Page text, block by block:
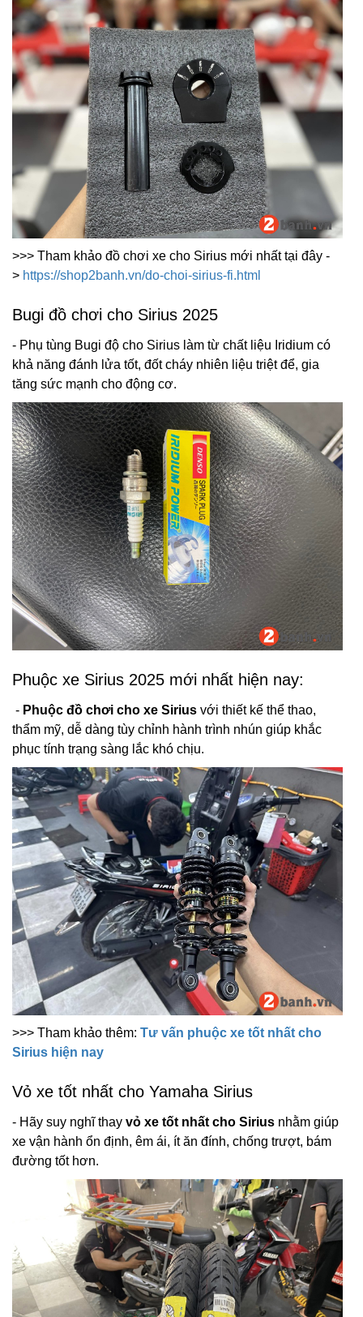
>>> Tham khảo đồ chơi xe cho Sirius mới nhất tại đây -
> https://shop2banh.vn/do-choi-sirius-fi.html
Bugi đồ chơi cho Sirius 2025
- Phụ tùng Bugi độ cho Sirius làm từ chất liệu Iridium có
khả năng đánh lửa tốt, đốt cháy nhiên liệu triệt để, gia
tăng sức mạnh cho động cơ.
Phuộc xe Sirius 2025 mới nhất hiện nay:
- Phuộc đồ chơi cho xe Sirius với thiết kế thể thao,
thẩm mỹ, dễ dàng tùy chỉnh hành trình nhún giúp khắc
phục tính trạng sàng lắc khó chịu.
>>> Tham khảo thêm: Tư vấn phuộc xe tốt nhất cho
Sirius hiện nay
Vỏ xe tốt nhất cho Yamaha Sirius
- Hãy suy nghĩ thay vỏ xe tốt nhất cho Sirius nhằm giúp
xe vận hành ổn định, êm ái, ít ăn đính, chống trượt, bám
đường tốt hơn.